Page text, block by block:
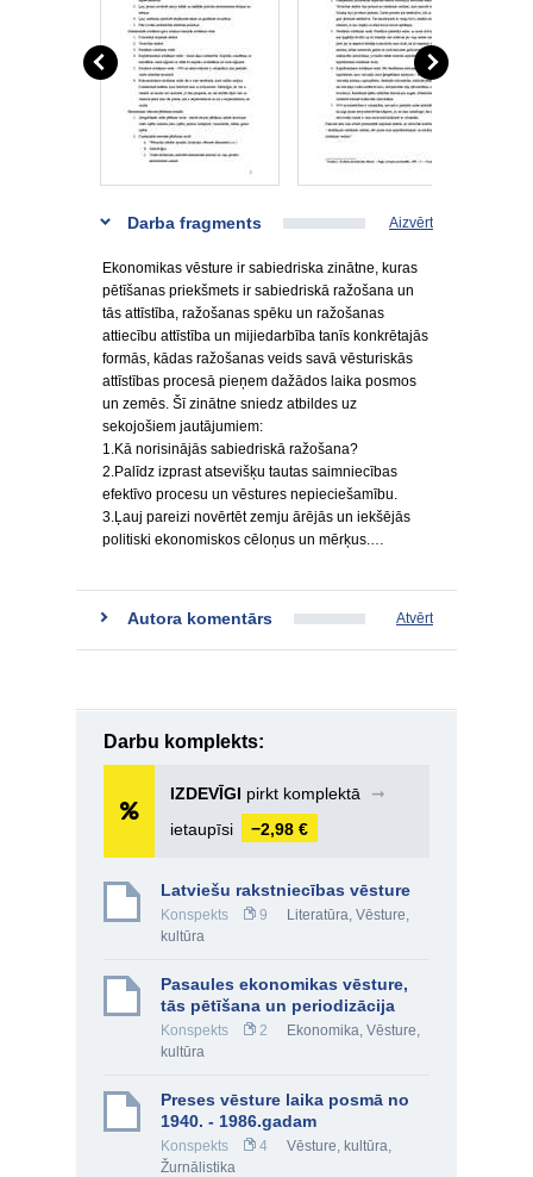
Darba fragments Aizvērt
Ekonomikas vēsture ir sabiedriska zinātne, kuras
pētīšanas priekšmets ir sabiedriskā ražošana un
tās attīstība, ražošanas spēku un ražošanas
attiecību attīstība un mijiedarbība tanīs konkrētajās
formās, kādas ražošanas veids savā vēsturiskās
attīstības procesā pieņem dažādos laika posmos
un zemēs. Šī zinātne sniedz atbildes uz
sekojošiem jautājumiem:
1.Kā norisinājās sabiedriskā ražošana?
2.Palīdz izprast atsevišķu tautas saimniecības
efektīvo procesu un vēstures nepieciešamību.
3.Ļauj pareizi novērtēt zemju ārējās un iekšējās
politiski ekonomiskos cēloņus un mērķus.…
Autora komentārs Atvērt
Darbu komplekts:
IZDEVĪGI pirkt komplektā
➞
ietaupīsi
−2,98 €
Latviešu rakstniecības vēsture
Konspekts 9 Literatūra, Vēsture,
kultūra
Pasaules ekonomikas vēsture,
tās pētīšana un periodizācija
Konspekts 2 Ekonomika, Vēsture,
kultūra
Preses vēsture laika posmā no
1940. - 1986.gadam
Konspekts 4 Vēsture, kultūra,
Žurnālistika